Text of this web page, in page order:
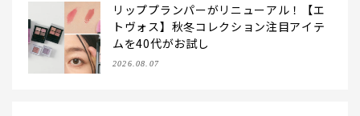
リッププランパーがリニューアル！【エ
トヴォス】秋冬コレクション注目アイテ
ムを40代がお試し
2026.08.07